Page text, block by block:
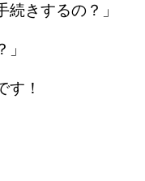
続きするの？」
す！